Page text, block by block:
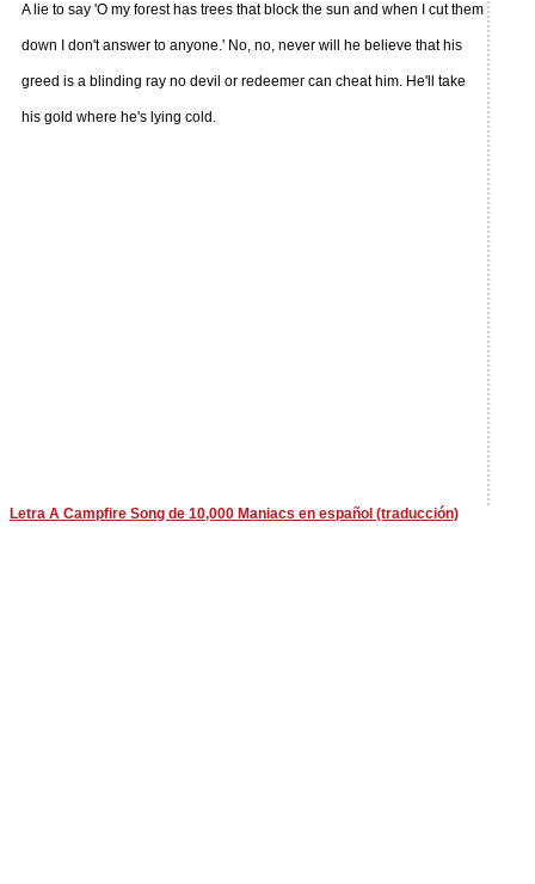
A lie to say 'O my forest has trees that block the sun and when I cut them
down I don't answer to anyone.' No, no, never will he believe that his
greed is a blinding ray no devil or redeemer can cheat him. He'll take
his gold where he's lying cold.
Letra A Campfire Song de 10,000 Maniacs en español (traducción)